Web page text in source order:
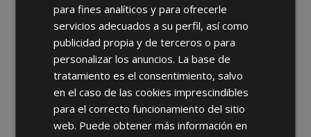
He leído y acepto laPolítica de Privacidad
*Abstenerse particulares, sólo venta a tiendas y empresas minoristas y
para fines analíticos y para ofrecerle
servicios adecuados a su perfil, así como
publicidad propia y de terceros o para
personalizar los anuncios. La base de
tratamiento es el consentimiento, salvo
en el caso de las cookies imprescindibles
para el correcto funcionamiento del sitio
web. Puede obtener más información en